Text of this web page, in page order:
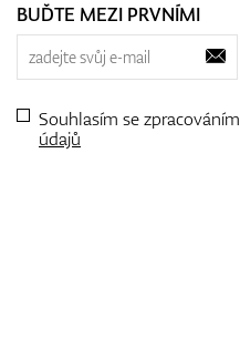
BUĎTE MEZI PRVNÍMI
Souhlasím se zpracováním
údajů